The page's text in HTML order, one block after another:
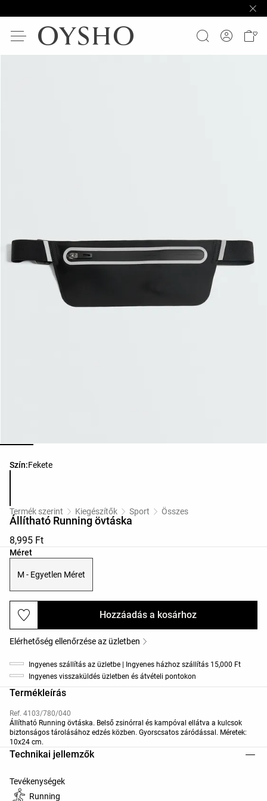
Szín:Fekete
Termékszínek listája
Termék szerint Kiegészítők Sport Összes
Állítható Running övtáska
8,995 Ft
Méret
Termékméretek listája
M - Egyetlen Méret
Hozzáadás a kosárhoz
Elérhetőség ellenőrzése az üzletben
Ingyenes szállítás az üzletbe | Ingyenes házhoz szállítás 15,000 Ft
Ingyenes visszaküldés üzletben és átvételi pontokon
Termékleírás
Ref. 4103/780/040
Állítható Running övtáska. Belső zsinórral és kampóval ellátva a kulcsok
biztonságos tárolásához edzés közben. Gyorscsatos záródással. Méretek:
10x24 cm.
Technikai jellemzők
Tevékenységek
Running